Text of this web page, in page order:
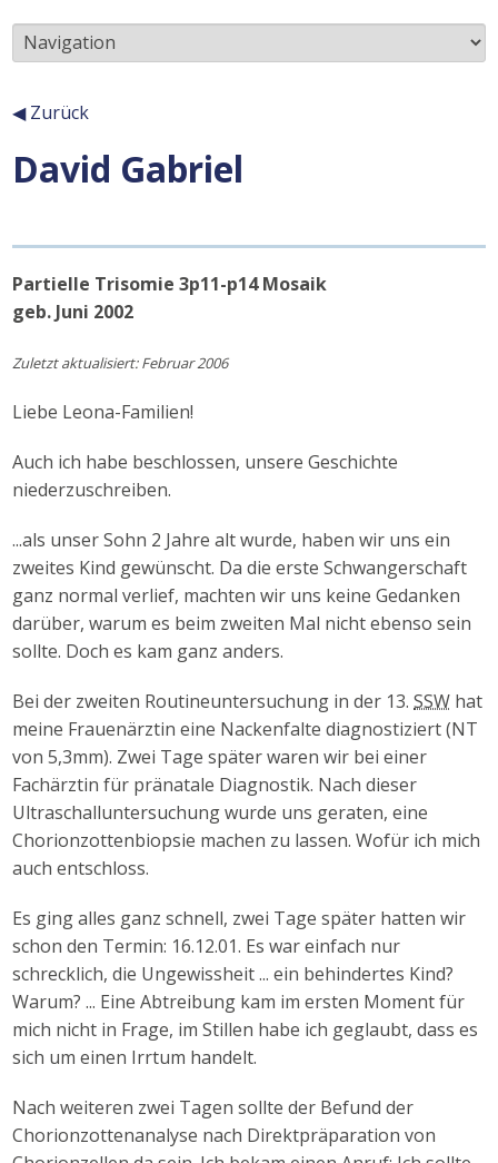
Unterseiten
◀ Zurück
Inhalt
David Gabriel
Partielle Trisomie 3p11-p14 Mosaik
geb. Juni 2002
Zuletzt aktualisiert: Februar 2006
Liebe Leona-Familien!
Auch ich habe beschlossen, unsere Geschichte
niederzuschreiben.
...als unser Sohn 2 Jahre alt wurde, haben wir uns ein
zweites Kind gewünscht. Da die erste Schwangerschaft
ganz normal verlief, machten wir uns keine Gedanken
darüber, warum es beim zweiten Mal nicht ebenso sein
sollte. Doch es kam ganz anders.
Bei der zweiten Routineuntersuchung in der 13.SSW hat
meine Frauenärztin eine Nackenfalte diagnostiziert (NT
von 5,3mm). Zwei Tage später waren wir bei einer
Fachärztin für pränatale Diagnostik. Nach dieser
Ultraschalluntersuchung wurde uns geraten, eine
Chorionzottenbiopsie machen zu lassen. Wofür ich mich
auch entschloss.
Es ging alles ganz schnell, zwei Tage später hatten wir
schon den Termin: 16.12.01. Es war einfach nur
schrecklich, die Ungewissheit ... ein behindertes Kind?
Warum? ... Eine Abtreibung kam im ersten Moment für
mich nicht in Frage, im Stillen habe ich geglaubt, dass es
sich um einen Irrtum handelt.
Nach weiteren zwei Tagen sollte der Befund der
Chorionzottenanalyse nach Direktpräparation von